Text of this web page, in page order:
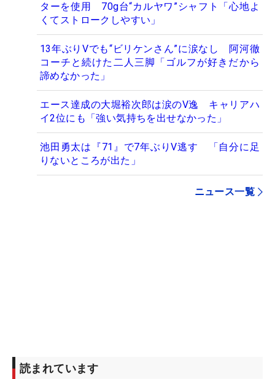
ターを使用 70g台“カルヤワ”シャフト「心地よ
くてストロークしやすい」
13年ぶりVでも“ビリケンさん”に涙なし 阿河徹
コーチと続けた二人三脚「ゴルフが好きだから
諦めなかった」
エース達成の大堀裕次郎は涙のV逸 キャリアハ
イ2位にも「強い気持ちを出せなかった」
池田勇太は『71』で7年ぶりV逃す 「自分に足
りないところが出た」
ニュース一覧
読まれています